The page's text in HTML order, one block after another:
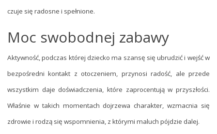
czuje się radosne i spełnione.
Moc swobodnej zabawy
Aktywność, podczas której dziecko ma szansę się ubrudzić i wejść w
bezpośredni kontakt z otoczeniem, przynosi radość, ale przede
wszystkim daje doświadczenia, które zaprocentują w przyszłości.
Właśnie w takich momentach dojrzewa charakter, wzmacnia się
zdrowie i rodzą się wspomnienia, z którymi maluch pójdzie dalej.